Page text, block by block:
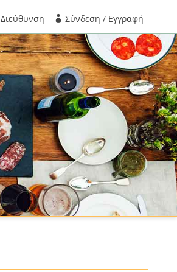
Διεύθυνση Σύνδεση / Εγγραφή